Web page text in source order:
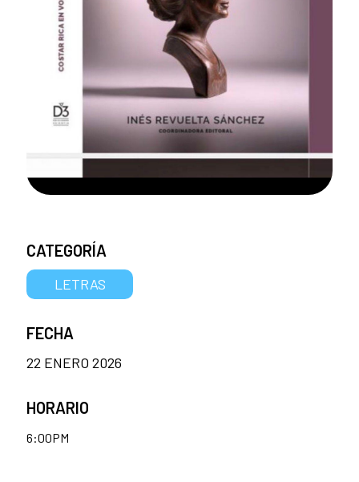
CATEGORÍA
LETRAS
FECHA
22 ENERO 2026
HORARIO
6:00PM